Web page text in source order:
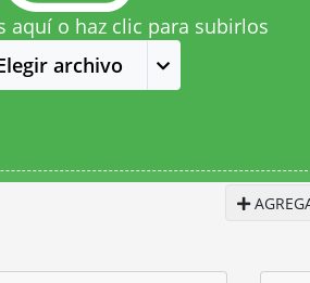
aquí o haz clic para subirlos
archivo